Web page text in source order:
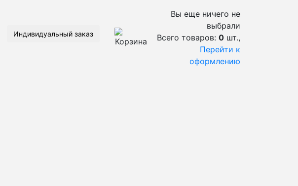
Индивидуальный заказ
Вы еще ничего не
выбрали
Всего товаров: 0 шт.,
Перейти к
оформлению